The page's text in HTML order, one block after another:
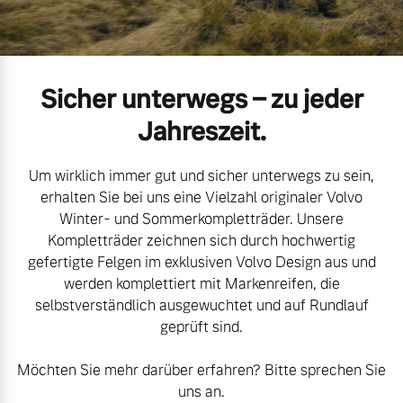
Mild-Hybrid
Geschäftskunden
Editionsmodelle
Konnektivität
Volvo Gebrauchtwagenbörse
Volvo kauft Ihr Auto
Aktuelle Zubehörangebote
Zubehörkatalog
Aktuelle Serviceangebote
Kontakt und Anfahrt
Sicher unterwegs – zu jeder
Jahreszeit.
Um wirklich immer gut und sicher unterwegs zu sein,
erhalten Sie bei uns eine Vielzahl originaler Volvo
Winter- und Sommerkompletträder. Unsere
Kompletträder zeichnen sich durch hochwertig
gefertigte Felgen im exklusiven Volvo Design aus und
werden komplettiert mit Markenreifen, die
selbstverständlich ausgewuchtet und auf Rundlauf
geprüft sind.
Möchten Sie mehr darüber erfahren? Bitte sprechen Sie
uns an.